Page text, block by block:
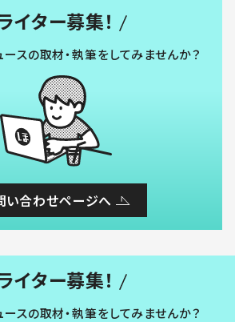
イター募集！
スの取材・執筆をしてみませんか？
い合わせページへ
イター募集！
スの取材・執筆をしてみませんか？